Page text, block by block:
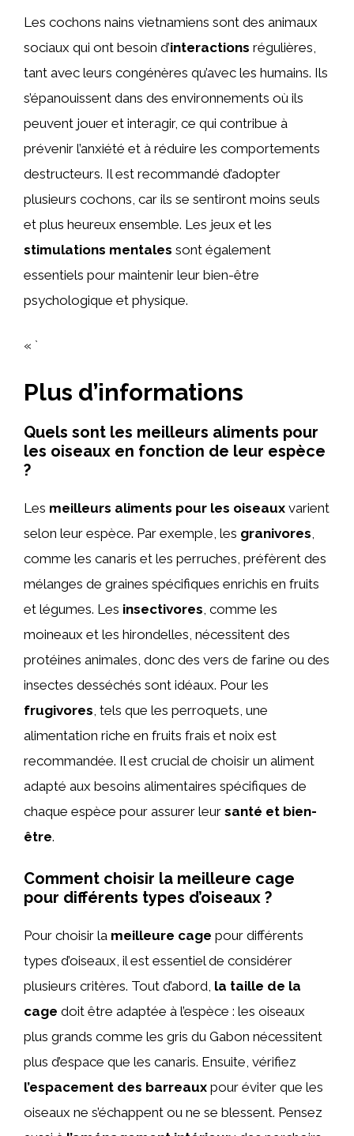
Les cochons nains vietnamiens sont des animaux
sociaux qui ont besoin d’interactions régulières,
tant avec leurs congénères qu’avec les humains. Ils
s’épanouissent dans des environnements où ils
peuvent jouer et interagir, ce qui contribue à
prévenir l’anxiété et à réduire les comportements
destructeurs. Il est recommandé d’adopter
plusieurs cochons, car ils se sentiront moins seuls
et plus heureux ensemble. Les jeux et les
stimulations mentales sont également
essentiels pour maintenir leur bien-être
psychologique et physique.
« `
Plus d’informations
Quels sont les meilleurs aliments pour
les oiseaux en fonction de leur espèce
?
Les meilleurs aliments pour les oiseaux varient
selon leur espèce. Par exemple, les granivores
comme les canaris et les perruches, préfèrent des
mélanges de graines spécifiques enrichis en fruits
et légumes. Les insectivores , comme les
moineaux et les hirondelles, nécessitent des
protéines animales, donc des vers de farine ou des
insectes desséchés sont idéaux. Pour les
frugivores , tels que les perroquets, une
alimentation riche en fruits frais et noix est
recommandée. Il est crucial de choisir un aliment
adapté aux besoins alimentaires spécifiques de
chaque espèce pour assurer leur santé et bien-
être.
Comment choisir la meilleure cage
pour différents types d’oiseaux ?
Pour choisir la meilleure cage pour différents
types d’oiseaux, il est essentiel de considérer
plusieurs critères. Tout d’abord, la taille de la
cage doit être adaptée à l’espèce : les oiseaux
plus grands comme les gris du Gabon nécessitent
plus d’espace que les canaris. Ensuite, vérifiez
l’espacement des barreaux pour éviter que les
oiseaux ne s’échappent ou ne se blessent. Pensez